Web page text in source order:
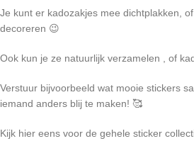
Je kunt er kadozakjes mee dichtplakken,
decoreren 😉
Ook kun je ze natuurlijk verzamelen , of
Verstuur bijvoorbeeld wat mooie stickers
iemand anders blij te maken! 🥰
Kijk hier eens voor de gehele sticker